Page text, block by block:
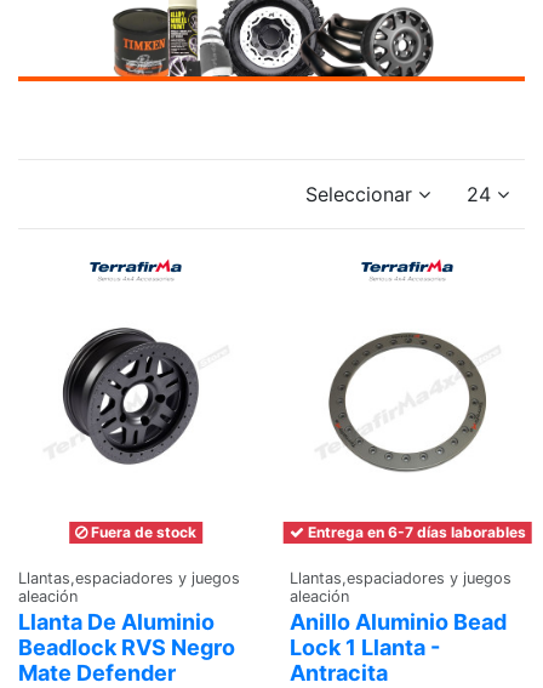
Seleccionar 24
Fuera de stock
Llantas,espaciadores y juegos
aleación
Llanta De Aluminio
Beadlock RVS Negro
Mate Defender
Entrega en 6-7 días laborables
Llantas,espaciadores y juegos
aleación
Anillo Aluminio Bead
Lock 1 Llanta -
Antracita